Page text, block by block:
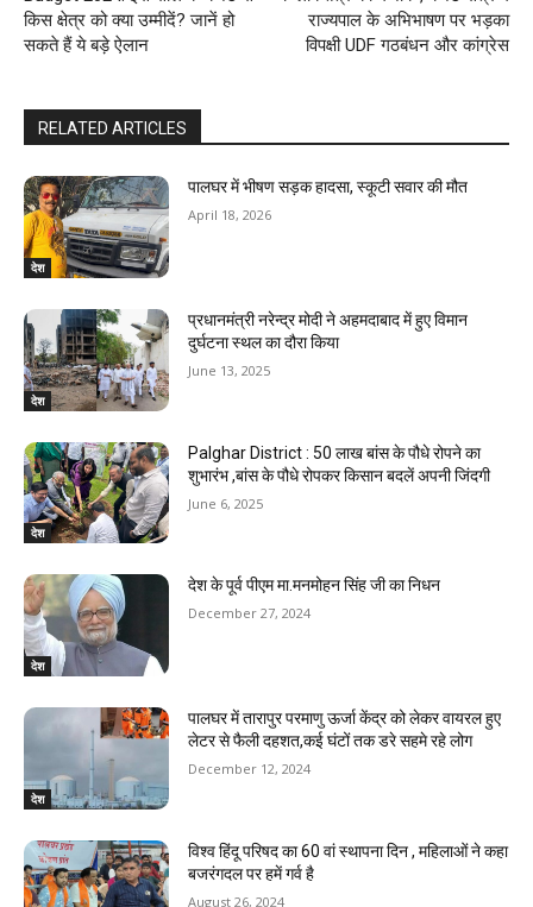
किस क्षेत्र को क्या उम्मीदें? जानें हो
सकते हैं ये बड़े ऐलान
राज्यपाल के अभिभाषण पर भड़का
विपक्षी UDF गठबंधन और कांग्रेस
RELATED ARTICLES
देश
पालघर में भीषण सड़क हादसा, स्कूटी सवार की मौत
April 18, 2026
देश
प्रधानमंत्री नरेन्द्र मोदी ने अहमदाबाद में हुए विमान
दुर्घटना स्थल का दौरा किया
June 13, 2025
देश
Palghar District : 50 लाख बांस के पौधे रोपने का
शुभारंभ ,बांस के पौधे रोपकर किसान बदलें अपनी जिंदगी
June 6, 2025
देश
देश के पूर्व पीएम मा.मनमोहन सिंह जी का निधन
December 27, 2024
देश
पालघर में तारापुर परमाणु ऊर्जा केंद्र को लेकर वायरल हुए
लेटर से फैली दहशत,कई घंटों तक डरे सहमे रहे लोग
December 12, 2024
विश्व हिंदू परिषद का 60 वां स्थापना दिन , महिलाओं ने कहा
बजरंगदल पर हमें गर्व है
August 26, 2024